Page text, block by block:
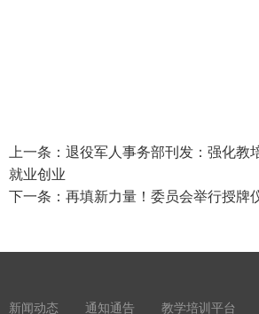
上一条： 退役军人事务部刊发：强化教
就业创业
下一条： 再填新力量！委员会举行授牌
新闻动态 通知通告 教学培训平台